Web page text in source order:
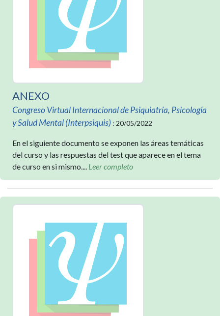
ANEXO
Congreso Virtual Internacional de Psiquiatría, Psicología
y Salud Mental (Interpsiquis) : 20/05/2022
En el siguiente documento se exponen las áreas temáticas
del curso y las respuestas del test que aparece en el tema
de curso en si mismo.... Leer completo